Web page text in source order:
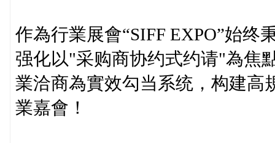
作為行業展會“SIFF EXPO”始
强化以"采购商协约式约请"為焦
業洽商為實效勾当系统，构建高
業嘉會！